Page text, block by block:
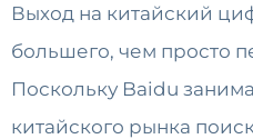
Выход на китайский
большего, чем просто
Поскольку Baidu
китайского рынка